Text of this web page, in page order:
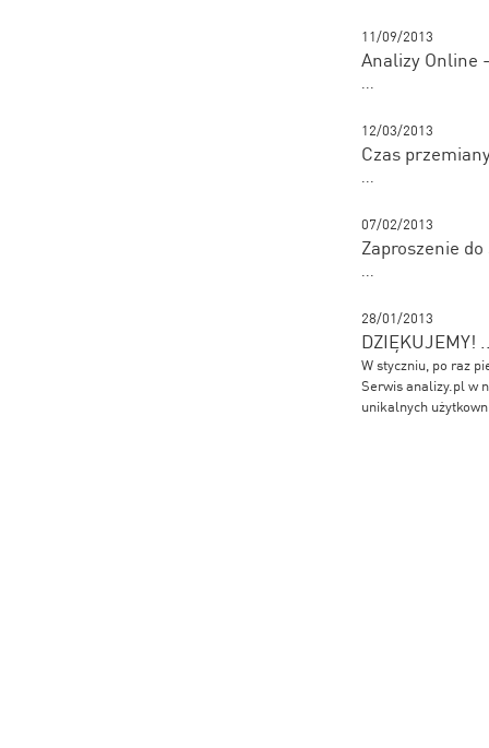
11/09/2013
Analizy Online
...
12/03/2013
Czas
...
07/02/2013
Zaproszenie
...
28/01/2013
DZIĘKUJEMY!
W styczniu, po raz
Serwis analizy.pl w
unikalnych